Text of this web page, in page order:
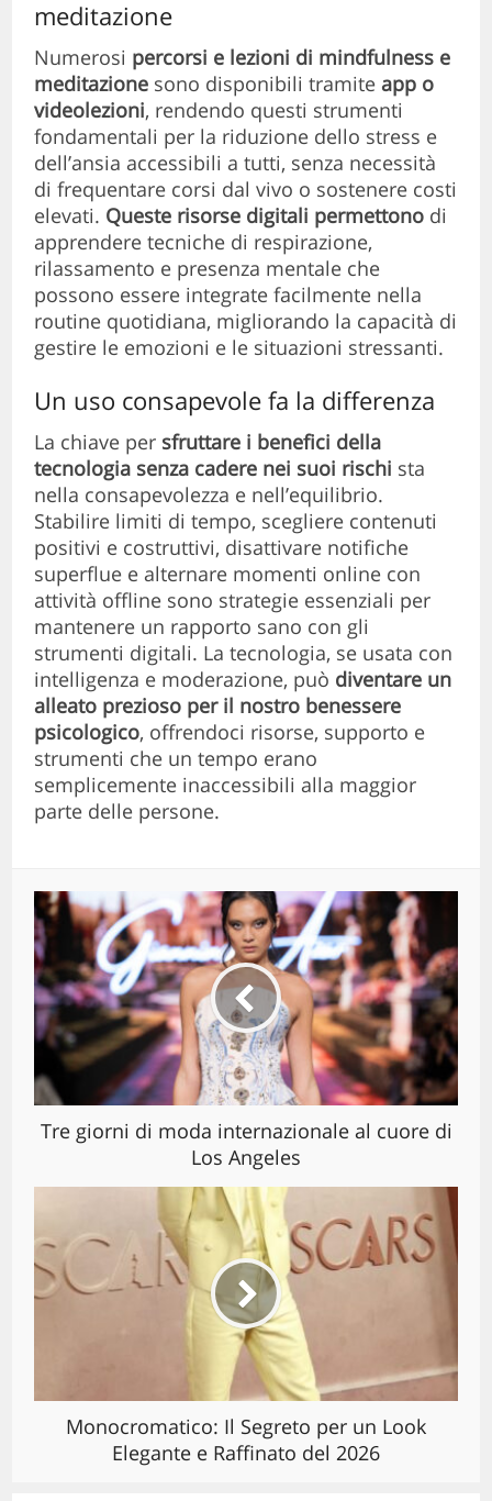
meditazione
Numerosi percorsi e lezioni di mindfulness e
meditazione sono disponibili tramite app o
videolezioni, rendendo questi strumenti
fondamentali per la riduzione dello stress e
dell’ansia accessibili a tutti, senza necessità
di frequentare corsi dal vivo o sostenere costi
elevati. Queste risorse digitali permettono di
apprendere tecniche di respirazione,
rilassamento e presenza mentale che
possono essere integrate facilmente nella
routine quotidiana, migliorando la capacità di
gestire le emozioni e le situazioni stressanti.
Un uso consapevole fa la differenza
La chiave per sfruttare i benefici della
tecnologia senza cadere nei suoi rischi sta
nella consapevolezza e nell’equilibrio.
Stabilire limiti di tempo, scegliere contenuti
positivi e costruttivi, disattivare notifiche
superflue e alternare momenti online con
attività offline sono strategie essenziali per
mantenere un rapporto sano con gli
strumenti digitali. La tecnologia, se usata con
intelligenza e moderazione, può diventare un
alleato prezioso per il nostro benessere
psicologico, offrendoci risorse, supporto e
strumenti che un tempo erano
semplicemente inaccessibili alla maggior
parte delle persone.
Tre giorni di moda internazionale al cuore di
Los Angeles
Monocromatico: Il Segreto per un Look
Elegante e Raffinato del 2026